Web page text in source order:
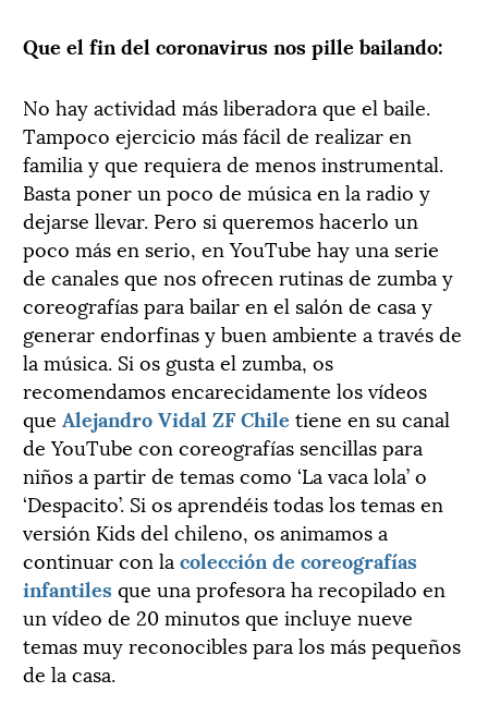
Que el fin del coronavirus nos pille bailando:
No hay actividad más liberadora que el baile.
Tampoco ejercicio más fácil de realizar en
familia y que requiera de menos instrumental.
Basta poner un poco de música en la radio y
dejarse llevar. Pero si queremos hacerlo un
poco más en serio, en YouTube hay una serie
de canales que nos ofrecen rutinas de zumba y
coreografías para bailar en el salón de casa y
generar endorfinas y buen ambiente a través de
la música. Si os gusta el zumba, os
recomendamos encarecidamente los vídeos
que Alejandro Vidal ZF Chile tiene en su canal
de YouTube con coreografías sencillas para
niños a partir de temas como ‘La vaca lola’ o
‘Despacito’. Si os aprendéis todas los temas en
versión Kids del chileno, os animamos a
continuar con la colección de coreografías
infantilesque una profesora ha recopilado en
un vídeo de 20 minutos que incluye nueve
temas muy reconocibles para los más pequeños
de la casa.